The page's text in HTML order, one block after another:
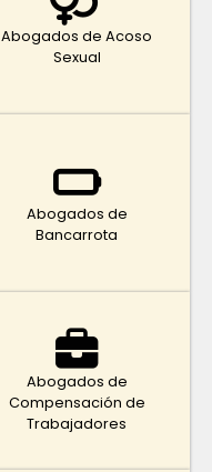
Abogados de Acoso
Sexual
Abogados de
Bancarrota
Abogados de
Compensación de
Trabajadores